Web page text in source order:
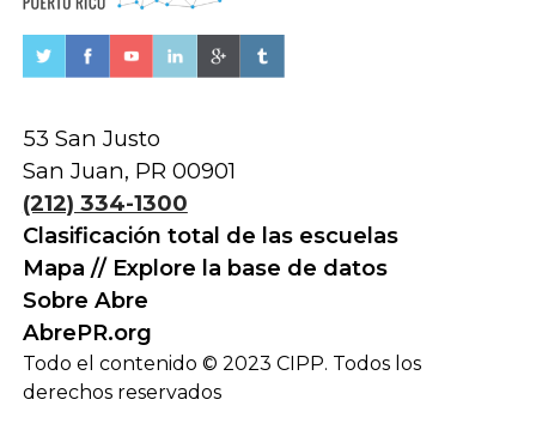
53 San Justo
San Juan, PR 00901
(212) 334-1300
Clasificación total de las escuelas
Mapa // Explore la base de datos
Sobre Abre
AbrePR.org
Todo el contenido © 2023 CIPP. Todos los
derechos reservados